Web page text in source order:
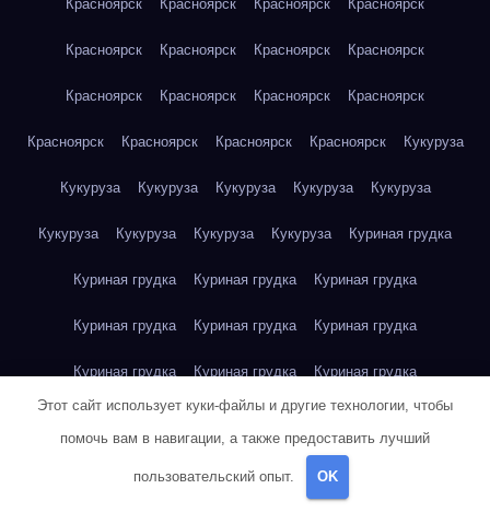
Красноярск Красноярск Красноярск Красноярск
Красноярск Красноярск Красноярск Красноярск
Красноярск Красноярск Красноярск Красноярск
Красноярск Красноярск Красноярск Красноярск Кукуруза
Кукуруза Кукуруза Кукуруза Кукуруза Кукуруза
Кукуруза Кукуруза Кукуруза Кукуруза Куриная грудка
Куриная грудка Куриная грудка Куриная грудка
Куриная грудка Куриная грудка Куриная грудка
Куриная грудка Куриная грудка Куриная грудка
Куриное яйцо Куриное яйцо Куриное яйцо
Куриное яйцо
Этот сайт использует куки-файлы и другие технологии, чтобы
помочь вам в навигации, а также предоставить лучший
пользовательский опыт. OK